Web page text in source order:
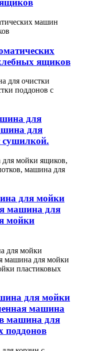
ящиков
для
для
сушилкой.
для мойки
машина для
мойки
для мойки
машина
машина для
поддонов